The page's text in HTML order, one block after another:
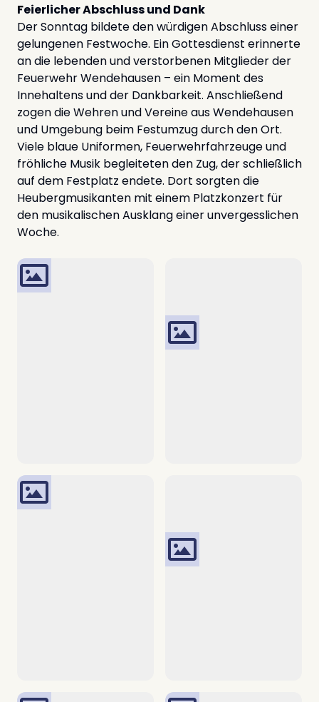
Feierlicher Abschluss und Dank
Der Sonntag bildete den würdigen Abschluss einer
gelungenen Festwoche. Ein Gottesdienst erinnerte
an die lebenden und verstorbenen Mitglieder der
Feuerwehr Wendehausen – ein Moment des
Innehaltens und der Dankbarkeit. Anschließend
zogen die Wehren und Vereine aus Wendehausen
und Umgebung beim Festumzug durch den Ort.
Viele blaue Uniformen, Feuerwehrfahrzeuge und
fröhliche Musik begleiteten den Zug, der schließlich
auf dem Festplatz endete. Dort sorgten die
Heubergmusikanten mit einem Platzkonzert für
den musikalischen Ausklang einer unvergesslichen
Woche.